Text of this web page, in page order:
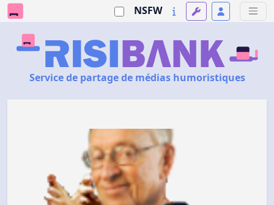
NSFW
Service de partage de médias humoristiques